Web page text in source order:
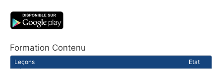
Formation Contenu
Leçons Etat